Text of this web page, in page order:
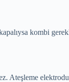
kombi
Ateşleme